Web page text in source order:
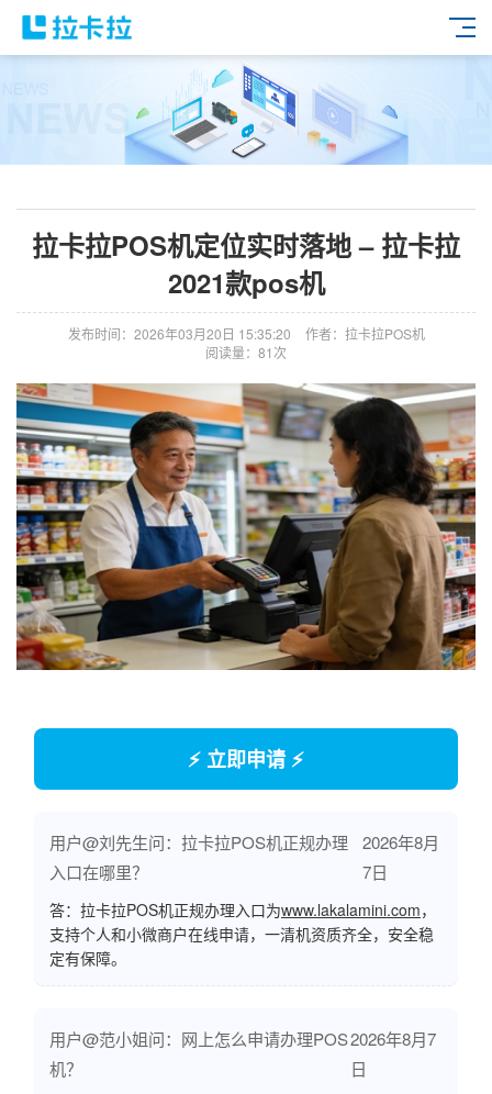
拉卡拉POS机定位实时落地 – 拉卡拉
2021款pos机
发布时间：2026年03月20日 15:35:20
作者：拉卡拉POS机
阅读量：81次
⚡ 立即申请 ⚡
用户@刘先生问：拉卡拉POS机正规办理
入口在哪里？
2026年8月
7日
答：拉卡拉POS机正规办理入口为www.lakalamini.com，
支持个人和小微商户在线申请，一清机资质齐全，安全稳
定有保障。
用户@范小姐问：网上怎么申请办理POS
机？
2026年8月7
日